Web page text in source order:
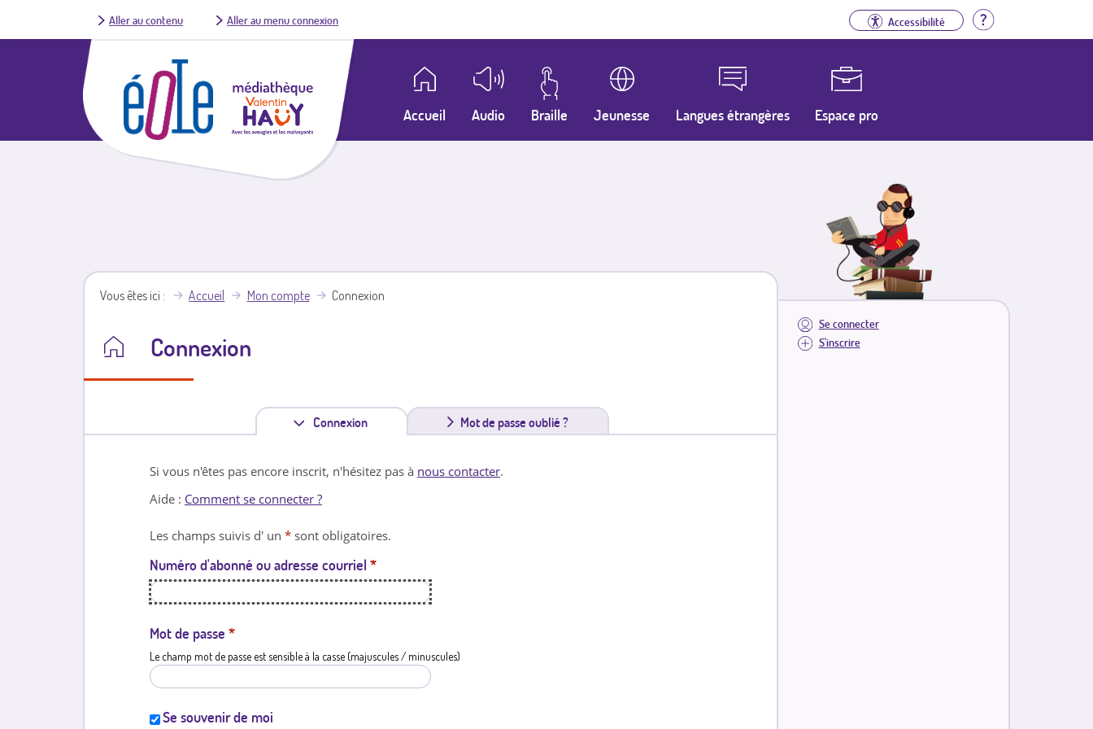
Aller au contenu Aller au menu connexion Accessibilité Aide
Accueil Audio Braille Jeunesse Langues étrangères Espace pro
Se connecter
S'inscrire
Vous êtes ici Accueil Mon compte Connexion
Connexion
Connexion
n
l
e
Mot de passe oublié ?
Si vous n'êtes pas encore inscrit, n'hésitez pas à nous contacter.
Aide : Comment se connecter ?
Les champs suivis d' un * sont obligatoires.
Numéro d'abonné ou adresse courriel *
Mot de passe *
Le champ mot de passe est sensible à la casse (majuscules / minuscules)
Se souvenir de moi